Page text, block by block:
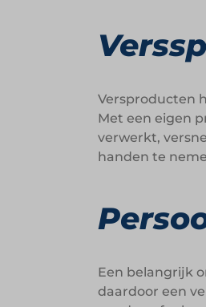
Versproducten
Met een eigen
verwerkt,
handen te
Een belangrijk
daardoor een